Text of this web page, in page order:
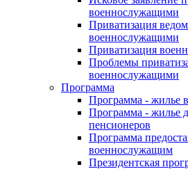
военнослужащими
Приватизация
военнослужащими
Приватизация
Проблемы
военнослужащими
Программа
Программа - жилье
Программа - жилье
пенсионеров
Программа
военнослужащим
Президентская